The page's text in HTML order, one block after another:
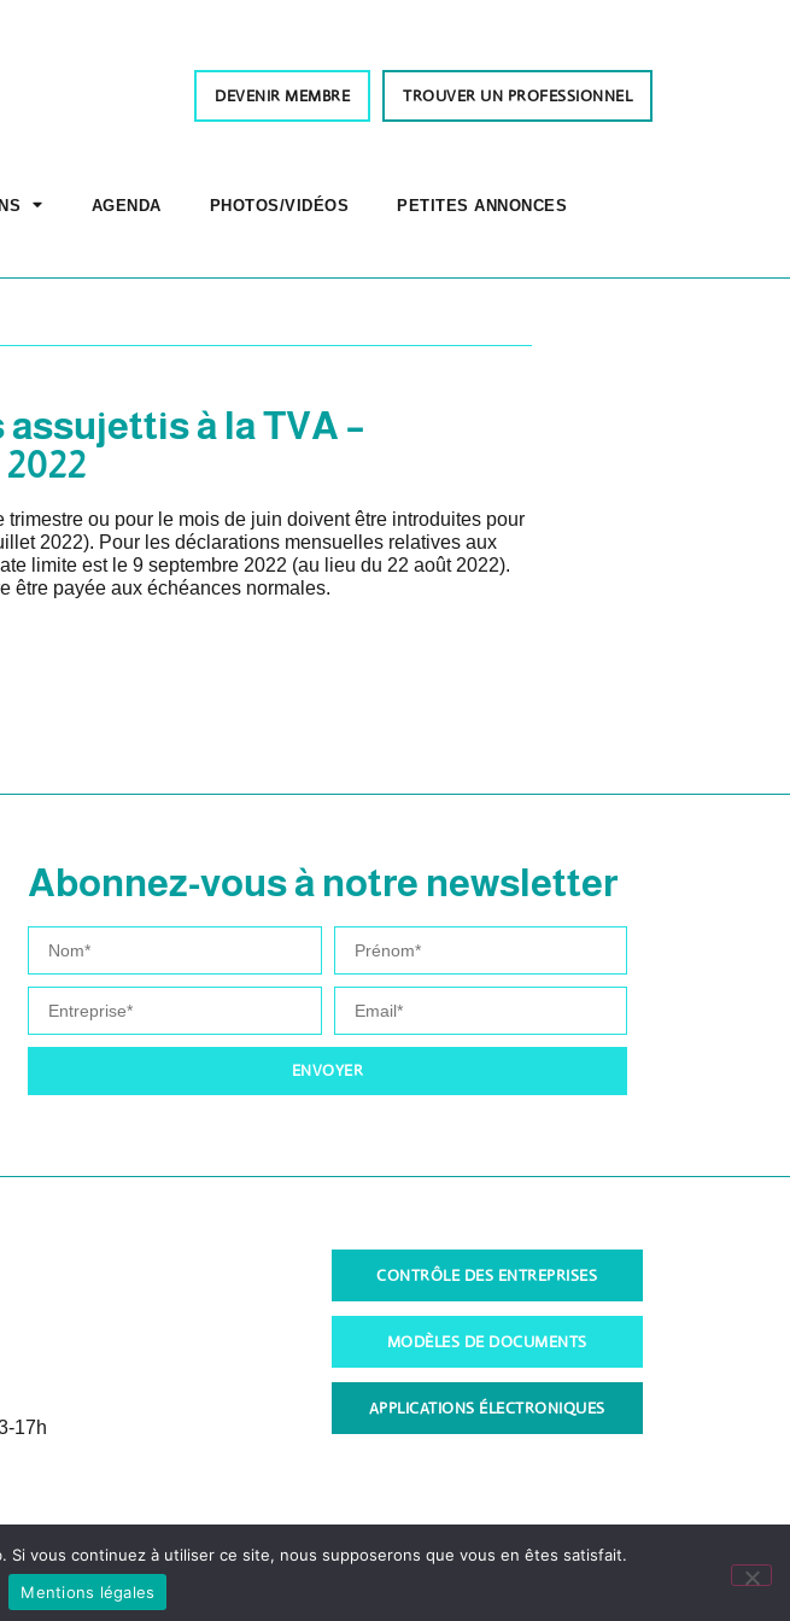
DEVENIR MEMBRE TROUVER UN PROFESSIONNEL
AGENDA PHOTOS/VIDÉOS PETITES ANNONCES
à la TVA –
trimestre ou pour le mois de juin doivent être introduites pour
2022). Pour les déclarations mensuelles relatives aux
limite est le 9 septembre 2022 (au lieu du 22 août 2022).
être payée aux échéances normales.
Abonnez-vous à notre newsletter
ENVOYER
17h
CONTRÔLE DES ENTREPRISES
MODÈLES DE DOCUMENTS
APPLICATIONS ÉLECTRONIQUES
vous continuez à utiliser ce site, nous supposerons que vous en êtes satisfait.
Mentions légales